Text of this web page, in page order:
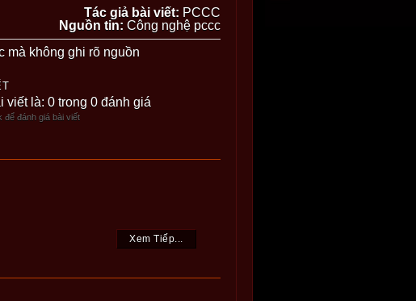
Tác giả bài viết: PCCC
Nguồn tin: Công nghệ pccc
mà không ghi rõ nguồn
viết là: 0 trong 0 đánh giá
để đánh giá bài viết
Xem Tiếp...